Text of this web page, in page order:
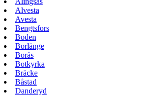
Alvesta
Avesta
Bengtsfors
Boden
Borlänge
Borås
Botkyrka
Bräcke
Båstad
Danderyd